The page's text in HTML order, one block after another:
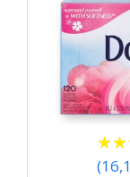
★★
★★
(